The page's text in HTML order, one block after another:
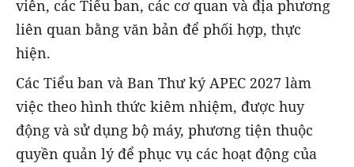
viên, các Tiểu ban, các cơ quan và địa phương
liên quan bằng văn bản để phối hợp, thực
hiện.
Các Tiểu ban và Ban Thư ký APEC 2027 làm
việc theo hình thức kiêm nhiệm, được huy
động và sử dụng bộ máy, phương tiện thuộc
quyền quản lý để phục vụ các hoạt động của